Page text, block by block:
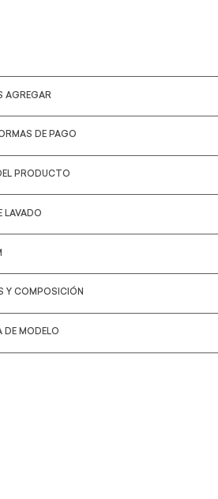
AGREGAR
DE PAGO
PRODUCTO
LAVADO
Y COMPOSICIÓN
DE MODELO